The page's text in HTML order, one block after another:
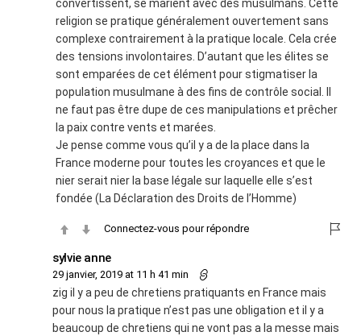
convertissent, se marient avec des musulmans. Cette
religion se pratique généralement ouvertement sans
complexe contrairement à la pratique locale. Cela crée
des tensions involontaires. D’autant que les élites se
sont emparées de cet élément pour stigmatiser la
population musulmane à des fins de contrôle social. Il
ne faut pas être dupe de ces manipulations et prêcher
la paix contre vents et marées.
Je pense comme vous qu’il y a de la place dans la
France moderne pour toutes les croyances et que le
nier serait nier la base légale sur laquelle elle s’est
fondée (La Déclaration des Droits de l’Homme)
Connectez-vous pour répondre
sylvie anne
29 janvier, 2019 at 11 h 41 min
zig il y a peu de chretiens pratiquants en France mais
pour nous la pratique n’est pas une obligation et il y a
beaucoup de chretiens qui ne vont pas a la messe mais